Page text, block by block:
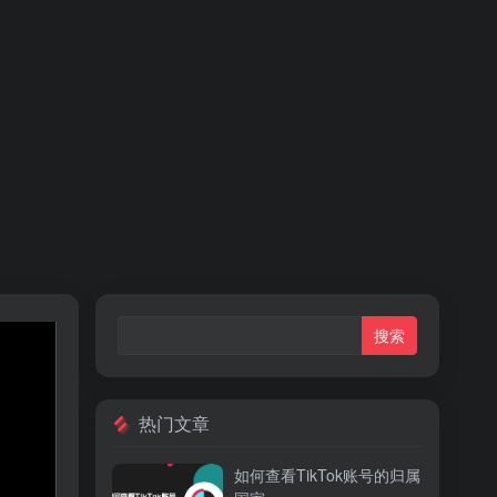
热门文章
如何查看TikTok账号的归属